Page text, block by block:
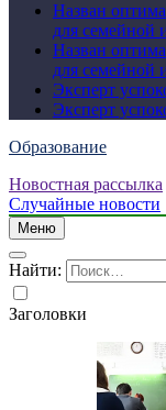
Назван
для семейной
Назван
для семейной
Эксперт
Эксперт
Образование
Новостная рассылка
Случайные новости
Меню
Найти:
Заголовки